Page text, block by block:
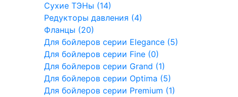
Сухие ТЭНы (14)
Редукторы давления (4)
Фланцы (20)
Для бойлеров серии Elegance (5)
Для бойлеров серии Fine (0)
Для бойлеров серии Grand (1)
Для бойлеров серии Optima (5)
Для бойлеров серии Premium (1)